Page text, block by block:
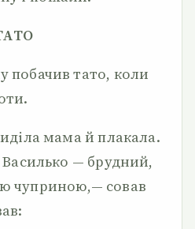
побачив тато, коли
мама й плакала.
Василько — брудний,
чуприною,— совав